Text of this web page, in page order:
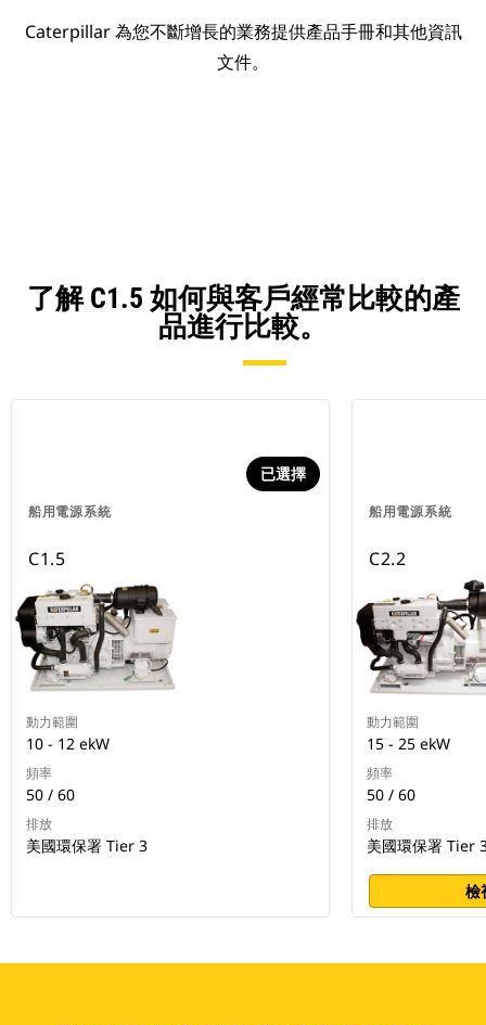
Caterpillar 為您不斷增長的業務提供產品手冊和其他資訊
文件。
了解 C1.5 如何與客戶經常比較的產
品進行比較。
船用電源系統
已選擇
C1.5
動力範圍
10 - 12 ekW
頻率
50 / 60
排放
美國環保署 Tier 3
船用電源系統
C2.2
動力範圍
15 - 25 ekW
頻率
50 / 60
排放
美國環保署 Tier
檢